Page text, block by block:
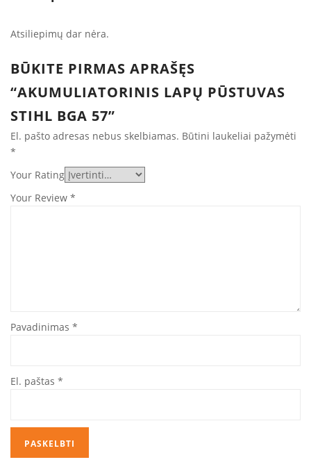
Atsiliepimų dar nėra.
BŪKITE PIRMAS APRAŠĘS
“AKUMULIATORINIS LAPŲ PŪSTUVAS
STIHL BGA 57”
El. pašto adresas nebus skelbiamas. Būtini laukeliai pažymėti
*
Your Rating
Your Review *
Pavadinimas *
El. paštas *